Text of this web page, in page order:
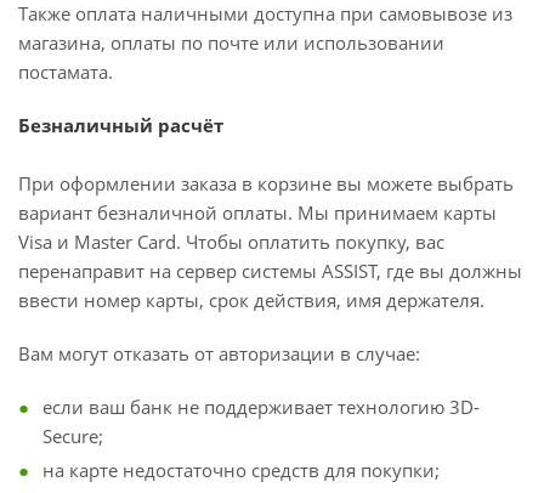
Также оплата наличными доступна при самовывозе из
магазина, оплаты по почте или использовании
постамата.
Безналичный расчёт
При оформлении заказа в корзине вы можете выбрать
вариант безналичной оплаты. Мы принимаем карты
Visa и Master Card. Чтобы оплатить покупку, вас
перенаправит на сервер системы ASSIST, где вы должны
ввести номер карты, срок действия, имя держателя.
Вам могут отказать от авторизации в случае:
если ваш банк не поддерживает технологию 3D-
Secure;
на карте недостаточно средств для покупки;